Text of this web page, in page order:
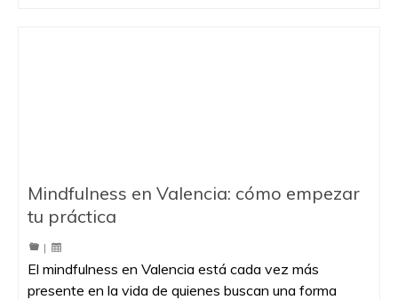
Mindfulness en Valencia: cómo empezar
tu práctica
|
El mindfulness en Valencia está cada vez más
presente en la vida de quienes buscan una forma